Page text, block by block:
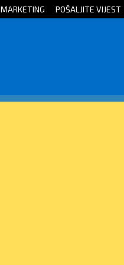
MARKETING POŠALJITE VIJEST